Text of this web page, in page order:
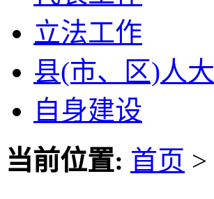
立法工作
县(市、区)人大
自身建设
当前位置: 首页 >